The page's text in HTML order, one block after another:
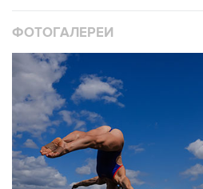
ФОТОГАЛЕРЕИ